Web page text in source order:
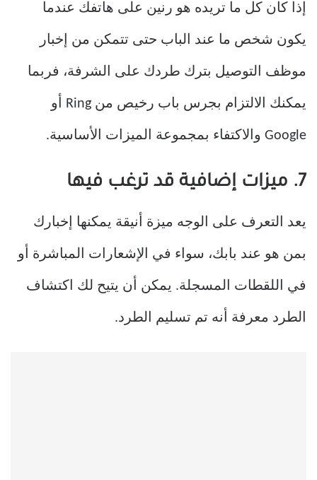
إذا كان كل ما تريده هو رنين على هاتفك عندما
يكون شخص ما عند الباب حتى تتمكن من إخبار
موظف التوصيل بترك طردك على الشرفة، فربما
يمكنك الالتزام بجرس باب رخيص من Ring أو
Google والاكتفاء بمجموعة الميزات الأساسية.
7. ميزات إضافية قد ترغب فيها
يعد التعرف على الوجه ميزة أنيقة يمكنها إخبارك
بمن هو عند بابك، سواء في الإشعارات المباشرة أو
في اللقطات المسجلة. يمكن أن يتيح لك اكتشاف
الطرد معرفة أنه تم تسليم الطرد.